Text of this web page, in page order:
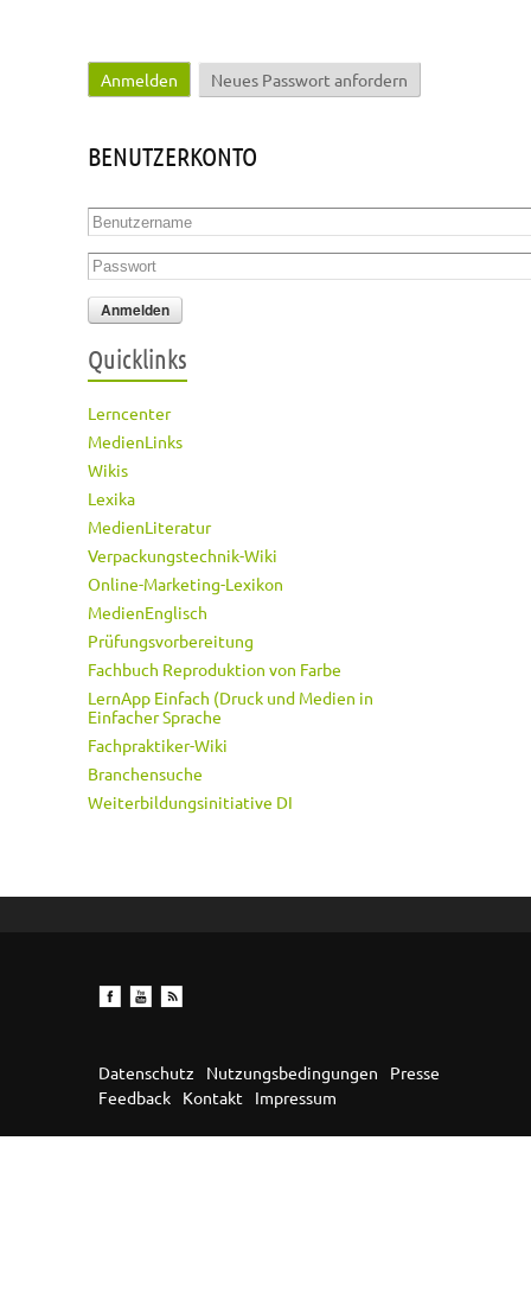
Haupt-Reiter
Anmelden (aktiver Reiter)
Neues Passwort anfordern
BENUTZERKONTO
Benutzername
Passwort
Quicklinks
Lerncenter
MedienLinks
Wikis
Lexika
MedienLiteratur
Verpackungstechnik-Wiki
Online-Marketing-Lexikon
MedienEnglisch
Prüfungsvorbereitung
Fachbuch Reproduktion von Farbe
LernApp Einfach (Druck und Medien in
Einfacher Sprache
Fachpraktiker-Wiki
Branchensuche
Weiterbildungsinitiative DI
Datenschutz Nutzungsbedingungen
Presse
Feedback
Kontakt Impressum